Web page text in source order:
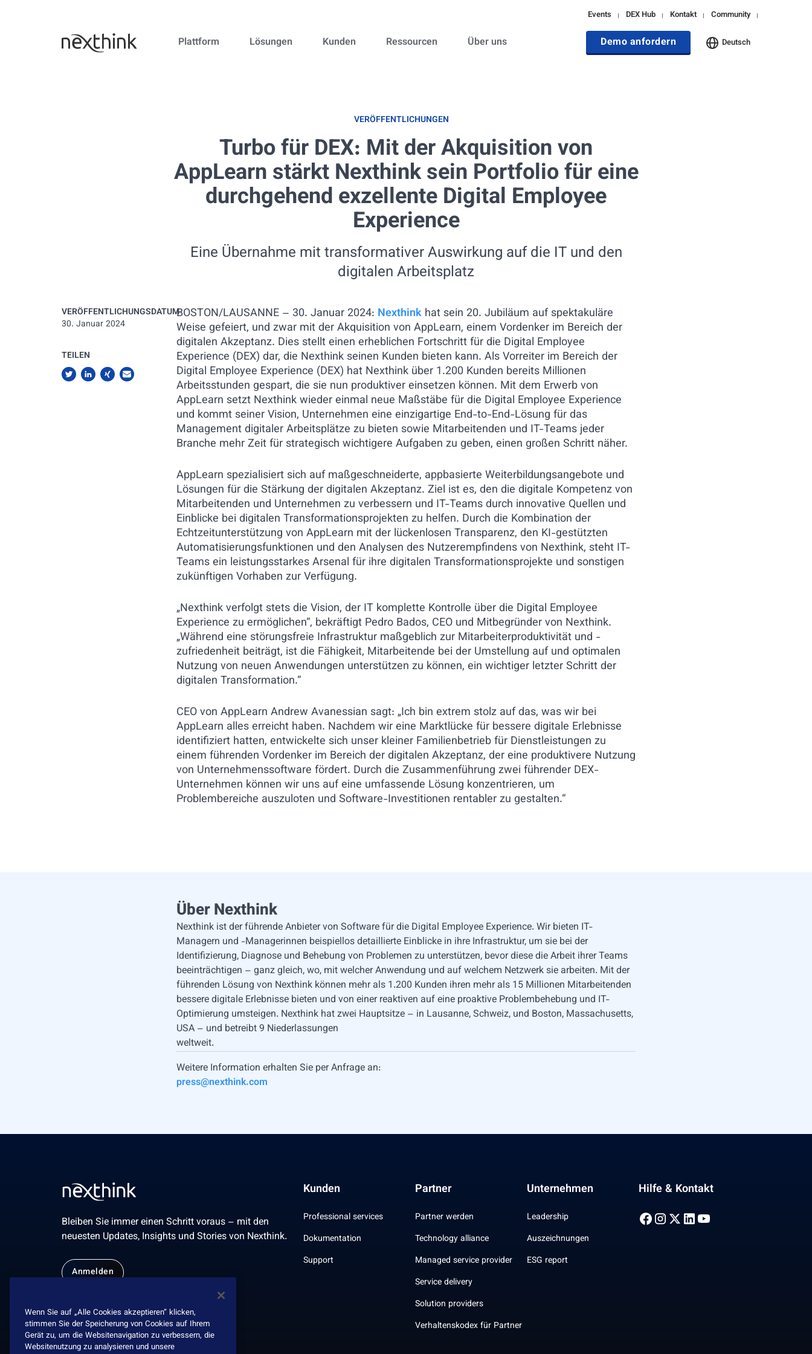
Events DEX Hub Kontakt Community
Plattform Lösungen Kunden Ressourcen Über uns Demo anfordern Deutsch
VERÖFFENTLICHUNGEN
Turbo für DEX: Mit der Akquisition von
AppLearn stärkt Nexthink sein Portfolio für eine
durchgehend exzellente Digital Employee
Experience
Eine Übernahme mit transformativer Auswirkung auf die IT und den
digitalen Arbeitsplatz
VERÖFFENTLICHUNGSDATUM
30. Januar 2024
TEILEN
BOSTON/LAUSANNE – 30. Januar 2024: Nexthink hat sein 20. Jubiläum auf spektakuläre
Weise gefeiert, und zwar mit der Akquisition von AppLearn, einem Vordenker im Bereich der
digitalen Akzeptanz. Dies stellt einen erheblichen Fortschritt für die Digital Employee
Experience (DEX) dar, die Nexthink seinen Kunden bieten kann. Als Vorreiter im Bereich der
Digital Employee Experience (DEX) hat Nexthink über 1.200 Kunden bereits Millionen
Arbeitsstunden gespart, die sie nun produktiver einsetzen können. Mit dem Erwerb von
AppLearn setzt Nexthink wieder einmal neue Maßstäbe für die Digital Employee Experience
und kommt seiner Vision, Unternehmen eine einzigartige End-to-End-Lösung für das
Management digitaler Arbeitsplätze zu bieten sowie Mitarbeitenden und IT-Teams jeder
Branche mehr Zeit für strategisch wichtigere Aufgaben zu geben, einen großen Schritt näher.
AppLearn spezialisiert sich auf maßgeschneiderte, appbasierte Weiterbildungsangebote und
Lösungen für die Stärkung der digitalen Akzeptanz. Ziel ist es, den die digitale Kompetenz von
Mitarbeitenden und Unternehmen zu verbessern und IT-Teams durch innovative Quellen und
Einblicke bei digitalen Transformationsprojekten zu helfen. Durch die Kombination der
Echtzeitunterstützung von AppLearn mit der lückenlosen Transparenz, den KI-gestützten
Automatisierungsfunktionen und den Analysen des Nutzerempfindens von Nexthink, steht IT-
Teams ein leistungsstarkes Arsenal für ihre digitalen Transformationsprojekte und sonstigen
zukünftigen Vorhaben zur Verfügung.
„Nexthink verfolgt stets die Vision, der IT komplette Kontrolle über die Digital Employee
Experience zu ermöglichen“, bekräftigt Pedro Bados, CEO und Mitbegründer von Nexthink.
„Während eine störungsfreie Infrastruktur maßgeblich zur Mitarbeiterproduktivität und -
zufriedenheit beiträgt, ist die Fähigkeit, Mitarbeitende bei der Umstellung auf und optimalen
Nutzung von neuen Anwendungen unterstützen zu können, ein wichtiger letzter Schritt der
digitalen Transformation.“
CEO von AppLearn Andrew Avanessian sagt: „Ich bin extrem stolz auf das, was wir bei
AppLearn alles erreicht haben. Nachdem wir eine Marktlücke für bessere digitale Erlebnisse
identifiziert hatten, entwickelte sich unser kleiner Familienbetrieb für Dienstleistungen zu
einem führenden Vordenker im Bereich der digitalen Akzeptanz, der eine produktivere Nutzung
von Unternehmenssoftware fördert. Durch die Zusammenführung zwei führender DEX-
Unternehmen können wir uns auf eine umfassende Lösung konzentrieren, um
Problembereiche auszuloten und Software-Investitionen rentabler zu gestalten.“
Über Nexthink
Nexthink ist der führende Anbieter von Software für die Digital Employee Experience. Wir bieten IT-
Managern und -Managerinnen beispiellos detaillierte Einblicke in ihre Infrastruktur, um sie bei der
Identifizierung, Diagnose und Behebung von Problemen zu unterstützen, bevor diese die Arbeit ihrer Teams
beeinträchtigen – ganz gleich, wo, mit welcher Anwendung und auf welchem Netzwerk sie arbeiten. Mit der
führenden Lösung von Nexthink können mehr als 1.200 Kunden ihren mehr als 15 Millionen Mitarbeitenden
bessere digitale Erlebnisse bieten und von einer reaktiven auf eine proaktive Problembehebung und IT-
Optimierung umsteigen. Nexthink hat zwei Hauptsitze – in Lausanne, Schweiz, und Boston, Massachusetts,
USA – und betreibt 9 Niederlassungen
weltweit.
Weitere Information erhalten Sie per Anfrage an:
press@nexthink.com
Bleiben Sie immer einen Schritt voraus – mit den
neuesten Updates, Insights und Stories von Nexthink.
Anmelden
Kunden
Professional services
Dokumentation
Support
Partner
Partner werden
Technology alliance
Managed service provider
Service delivery
Solution providers
Verhaltenskodex für Partner
Unternehmen
Leadership
Auszeichnungen
ESG report
Hilfe & Kontakt
Wenn Sie auf „Alle Cookies akzeptieren“ klicken,
stimmen Sie der Speicherung von Cookies auf Ihrem
Gerät zu, um die Websitenavigation zu verbessern, die
Websitenutzung zu analysieren und unsere